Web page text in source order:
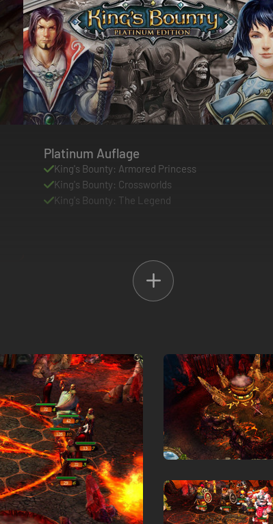
Platinum Auflage
King's Bounty: Armored Princess
King's Bounty: Crossworlds
King's Bounty: The Legend